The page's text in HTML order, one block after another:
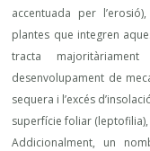
accentuada per
plantes que integren
tracta
desenvolupament de
sequera i l’excés
superfície foliar
Addicionalment, un